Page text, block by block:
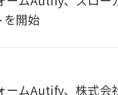
を開始
ームAutify、株式